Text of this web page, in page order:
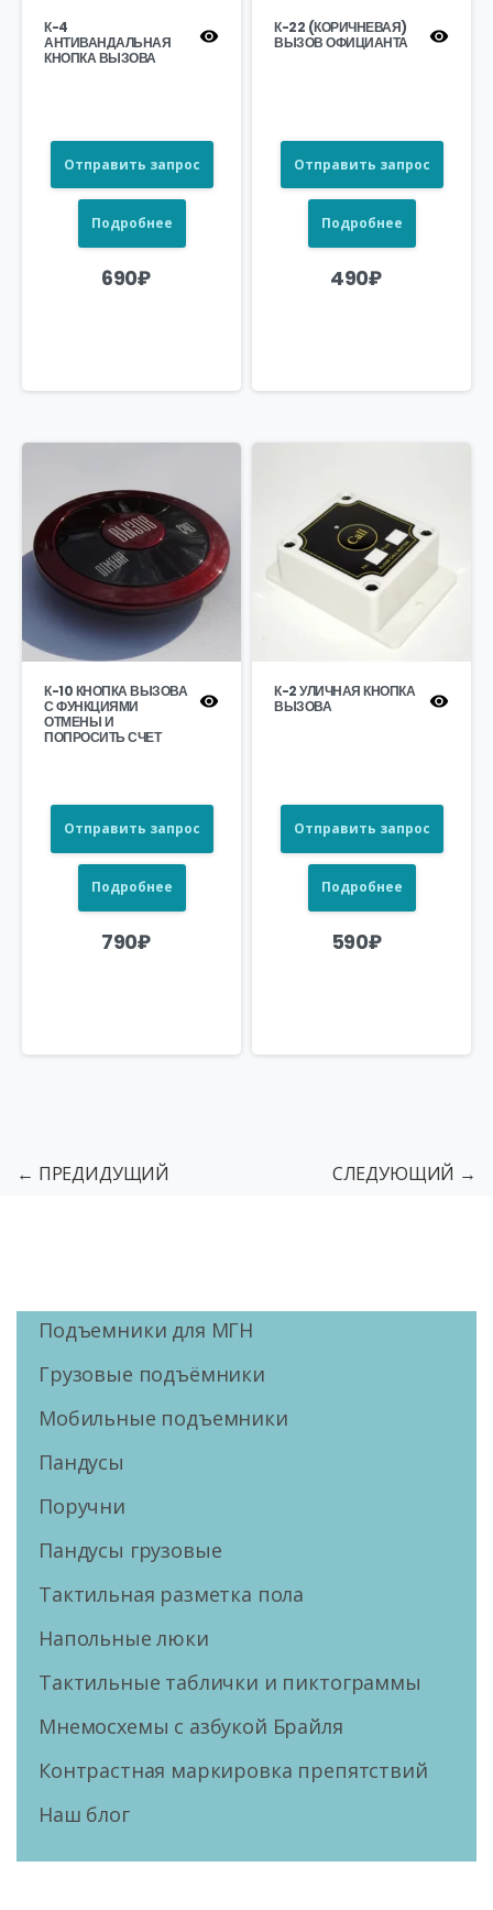
К-4
АНТИВАНДАЛЬНАЯ
КНОПКА ВЫЗОВА
Отправить запрос
Подробнее
690₽
К-22 (КОРИЧНЕВАЯ)
ВЫЗОВ ОФИЦИАНТА
Отправить запрос
Подробнее
490₽
К-10 КНОПКА ВЫЗОВА
С ФУНКЦИЯМИ
ОТМЕНЫ И
ПОПРОСИТЬ СЧЕТ
Отправить запрос
Подробнее
790₽
К-2 УЛИЧНАЯ КНОПКА
ВЫЗОВА
Отправить запрос
Подробнее
590₽
← ПРЕДИДУЩИЙ СЛЕДУЮЩИЙ →
Подъемники для МГН
Грузовые подъёмники
Мобильные подъемники
Пандусы
Поручни
Пандусы грузовые
Тактильная разметка пола
Напольные люки
Тактильные таблички и пиктограммы
Мнемосхемы с азбукой Брайля
Контрастная маркировка препятствий
Наш блог